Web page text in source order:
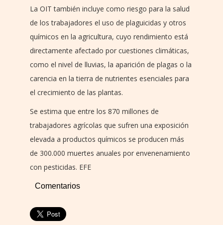
La OIT también incluye como riesgo para la salud
de los trabajadores el uso de plaguicidas y otros
químicos en la agricultura, cuyo rendimiento está
directamente afectado por cuestiones climáticas,
como el nivel de lluvias, la aparición de plagas o la
carencia en la tierra de nutrientes esenciales para
el crecimiento de las plantas.
Se estima que entre los 870 millones de
trabajadores agrícolas que sufren una exposición
elevada a productos químicos se producen más
de 300.000 muertes anuales por envenenamiento
con pesticidas. EFE
Comentarios